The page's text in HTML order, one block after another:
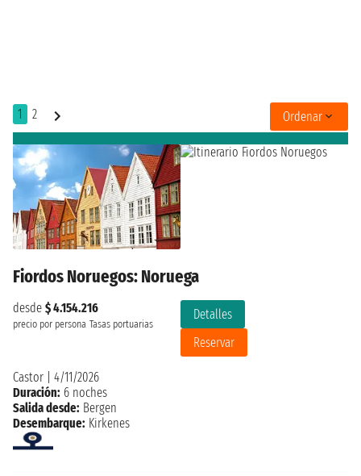
1 2 Ordenar
Fiordos Noruegos: Noruega
desde $ 4.154.216
precio por persona Tasas portuarias
Detalles
Reservar
Castor
4/11/2026
Duración: 6 noches
Salida desde: Bergen
Desembarque: Kirkenes